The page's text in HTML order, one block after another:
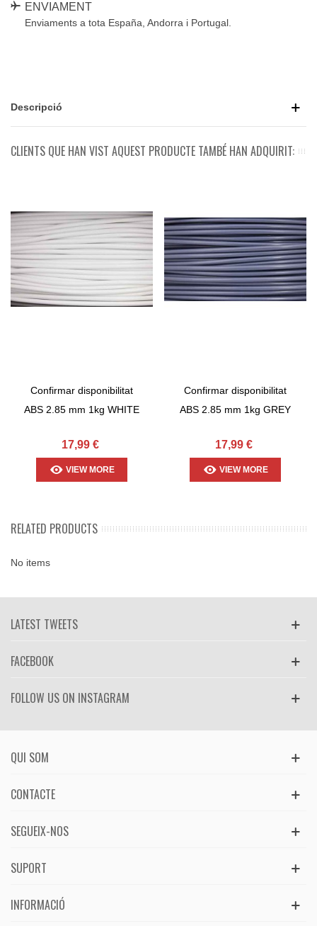
ENVIAMENT
Enviaments a tota España, Andorra i Portugal.
Descripció
CLIENTS QUE HAN VIST AQUEST PRODUCTE TAMBÉ HAN ADQUIRIT:
Confirmar disponibilitat
ABS 2.85 mm 1kg WHITE
17,99 €
VIEW MORE
Confirmar disponibilitat
ABS 2.85 mm 1kg GREY
17,99 €
VIEW MORE
RELATED PRODUCTS
No items
LATEST TWEETS
FACEBOOK
FOLLOW US ON INSTAGRAM
QUI SOM
CONTACTE
SEGUEIX-NOS
SUPORT
INFORMACIÓ